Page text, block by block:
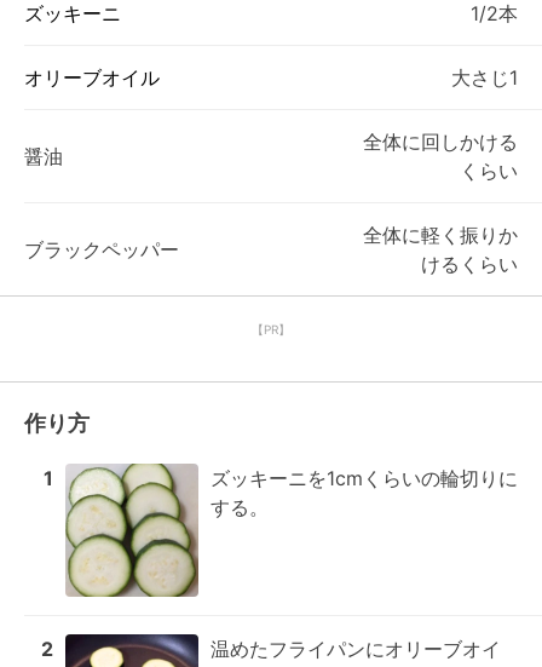
ズッキーニ 1/2本
オリーブオイル 大さじ1
醤油
全体に回しかける
くらい
ブラックペッパー
全体に軽く振りか
けるくらい
【PR】
作り方
1
ズッキーニを1cmくらいの輪切りに
する。
2
温めたフライパンにオリーブオイ